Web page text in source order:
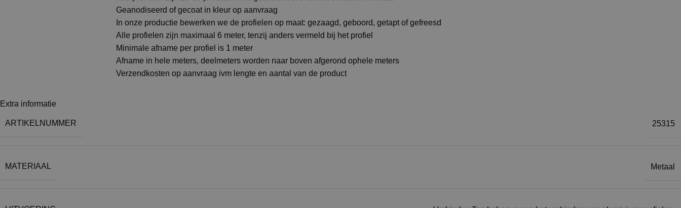
Geanodiseerd of gecoat in kleur op aanvraag
In onze productie bewerken we de profielen op maat: gezaagd, geboord, getapt of gefreesd
Alle profielen zijn maximaal 6 meter, tenzij anders vermeld bij het profiel
Minimale afname per profiel is 1 meter
Afname in hele meters, deelmeters worden naar boven afgerond ophele meters
Verzendkosten op aanvraag ivm lengte en aantal van de product
Extra informatie
ARTIKELNUMMER 25315
MATERIAAL Metaal